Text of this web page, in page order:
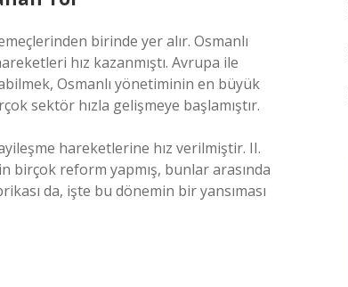
birinde yer alır. Osmanlı
hız kazanmıştı. Avrupa ile
Osmanlı yönetiminin en büyük
sektör hızla gelişmeye başlamıştır.
hareketlerine hız verilmiştir. II.
birçok reform yapmış, bunlar arasında
da, işte bu dönemin bir yansıması